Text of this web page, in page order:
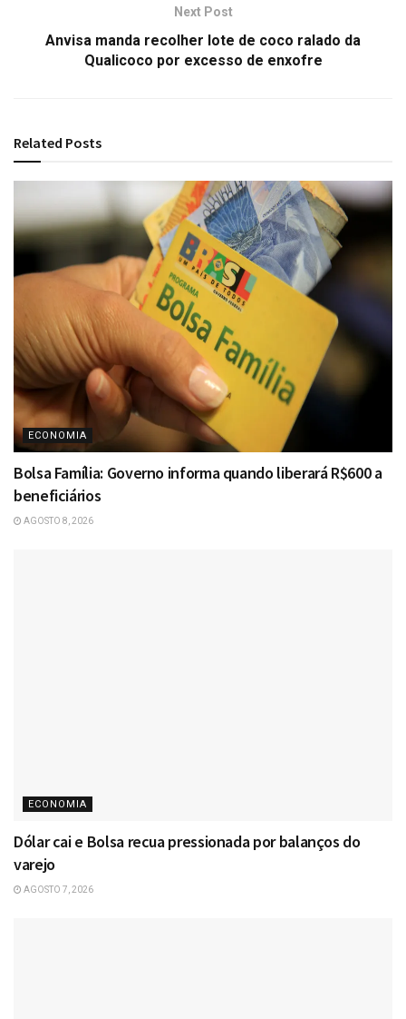
Next Post
Anvisa manda recolher lote de coco ralado da
Qualicoco por excesso de enxofre
Related Posts
ECONOMIA
Bolsa Família: Governo informa quando liberará R$600 a
beneficiários
AGOSTO 8, 2026
ECONOMIA
Dólar cai e Bolsa recua pressionada por balanços do
varejo
AGOSTO 7, 2026